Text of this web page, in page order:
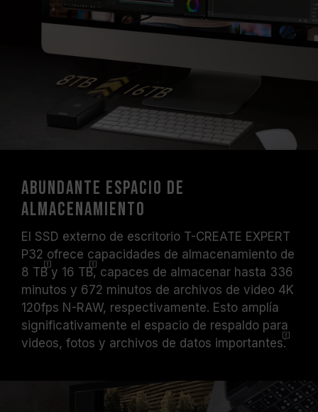
Abundante espacio de
almacenamiento
El SSD externo de escritorio T-CREATE EXPERT
P32 ofrece capacidades de almacenamiento de
8 TBy 16 TB, capaces de almacenar hasta 336
minutos y 672 minutos de archivos de video 4K
120fps N-RAW, respectivamente. Esto amplía
significativamente el espacio de respaldo para
videos, fotos y archivos de datos importantes.